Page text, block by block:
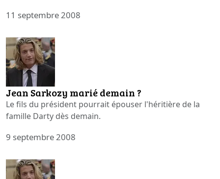
11 septembre 2008
Jean Sarkozy marié demain ?
Le fils du président pourrait épouser l'héritière de la
famille Darty dès demain.
9 septembre 2008